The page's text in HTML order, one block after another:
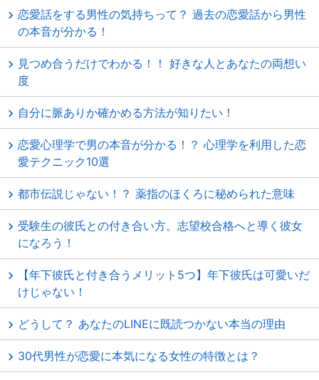
恋愛話をする男性の気持ちって？ 過去の恋愛話から男性
の本音が分かる！
見つめ合うだけでわかる！！ 好きな人とあなたの両想い
度
自分に脈ありか確かめる方法が知りたい！
恋愛心理学で男の本音が分かる！？ 心理学を利用した恋
愛テクニック10選
都市伝説じゃない！？ 薬指のほくろに秘められた意味
受験生の彼氏との付き合い方。志望校合格へと導く彼女
になろう！
【年下彼氏と付き合うメリット5つ】年下彼氏は可愛いだ
けじゃない！
どうして？ あなたのLINEに既読つかない本当の理由
30代男性が恋愛に本気になる女性の特徴とは？